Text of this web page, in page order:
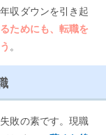
収ダウンを引き起
ためにも、転職を
。
敗の素です。現職